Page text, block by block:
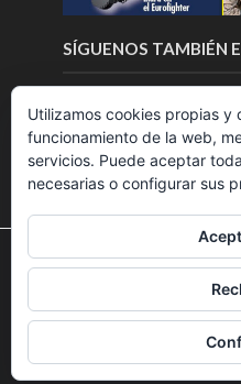
SÍGUENOS TAMBIÉN
Copyright © 2018.Fly News.
UAS
Utilizamos cookies para
nuestra web.
Puedes aprender más sobre
desactivarlas en losajustes.
Utilizamos cookies propias
funcionamiento de la web,
servicios. Puede aceptar
necesarias o configurar sus